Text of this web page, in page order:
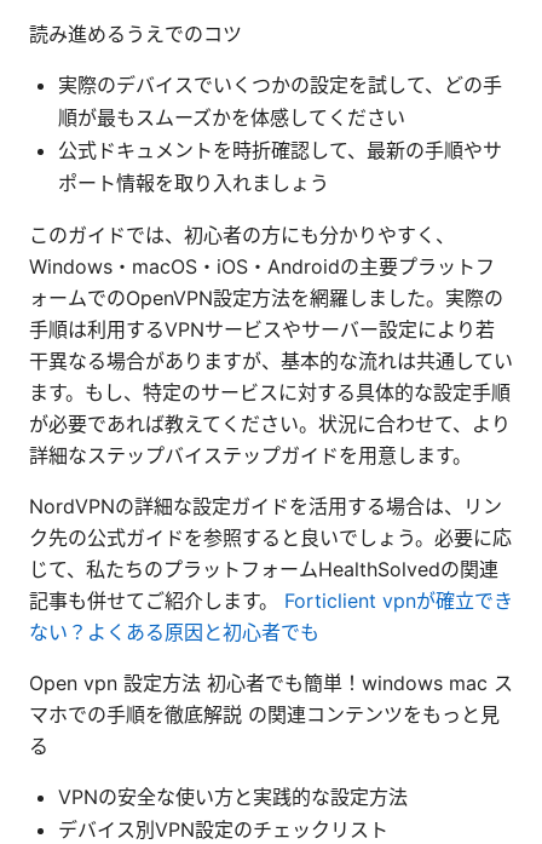
読み進めるうえでのコツ
実際のデバイスでいくつかの設定を試して、どの手
順が最もスムーズかを体感してください
公式ドキュメントを時折確認して、最新の手順やサ
ポート情報を取り入れましょう
このガイドでは、初心者の方にも分かりやすく、
Windows・macOS・iOS・Androidの主要プラットフ
ォームでのOpenVPN設定方法を網羅しました。実際の
手順は利用するVPNサービスやサーバー設定により若
干異なる場合がありますが、基本的な流れは共通してい
ます。もし、特定のサービスに対する具体的な設定手順
が必要であれば教えてください。状況に合わせて、より
詳細なステップバイステップガイドを用意します。
NordVPNの詳細な設定ガイドを活用する場合は、リン
ク先の公式ガイドを参照すると良いでしょう。必要に応
じて、私たちのプラットフォームHealthSolvedの関連
記事も併せてご紹介します。 Forticlient vpnが確立でき
ない？よくある原因と初心者でも
Open vpn 設定方法 初心者でも簡単！windows mac ス
マホでの手順を徹底解説 の関連コンテンツをもっと見
る
VPNの安全な使い方と実践的な設定方法
デバイス別VPN設定のチェックリスト